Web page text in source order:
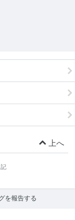
上へ
を報告する